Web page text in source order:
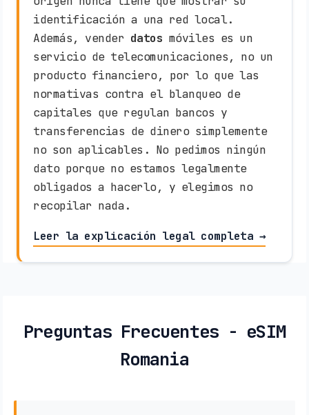
identificación a una red local.
Además, vender datos móviles es un
servicio de telecomunicaciones, no un
producto financiero, por lo que las
normativas contra el blanqueo de
capitales que regulan bancos y
transferencias de dinero simplemente
no son aplicables. No pedimos ningún
dato porque no estamos legalmente
obligados a hacerlo, y elegimos no
recopilar nada.
Leer la explicación legal completa →
Preguntas Frecuentes - eSIM
Romania